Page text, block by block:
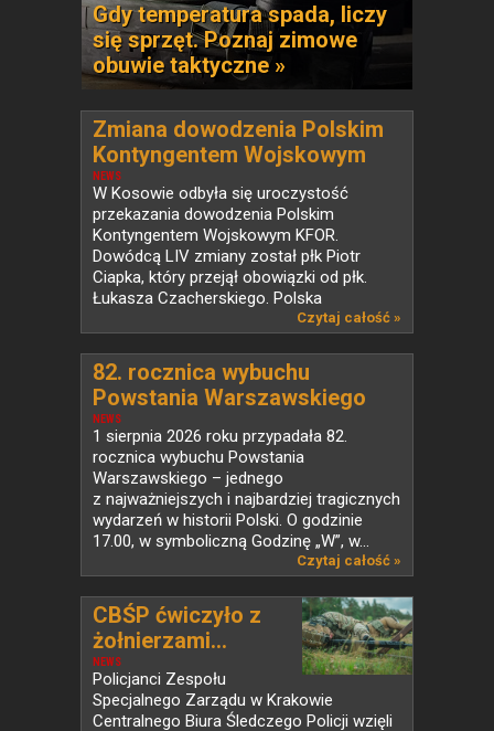
Gdy temperatura spada, liczy
się sprzęt. Poznaj zimowe
obuwie taktyczne »
NEWS
Zmiana dowodzenia Polskim
Kontyngentem Wojskowym
KFOR w Kosowie
W Kosowie odbyła się uroczystość
przekazania dowodzenia Polskim
Kontyngentem Wojskowym KFOR.
Dowódcą LIV zmiany został płk Piotr
Ciapka, który przejął obowiązki od płk.
Łukasza Czacherskiego. Polska
Czytaj całość »
NEWS
82. rocznica wybuchu
Powstania Warszawskiego
1 sierpnia 2026 roku przypadała 82.
rocznica wybuchu Powstania
Warszawskiego – jednego
z najważniejszych i najbardziej tragicznych
wydarzeń w historii Polski. O godzinie
17.00, w symboliczną Godzinę „W”, w...
Czytaj całość »
NEWS
CBŚP ćwiczyło z
żołnierzami...
Policjanci Zespołu
Specjalnego Zarządu w Krakowie
Centralnego Biura Śledczego Policji wzięli